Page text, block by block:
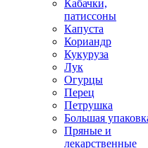
Кабачки,
патиссоны
Капуста
Кориандр
Кукуруза
Лук
Огурцы
Перец
Петрушка
Большая
Пряные и
лекарственные